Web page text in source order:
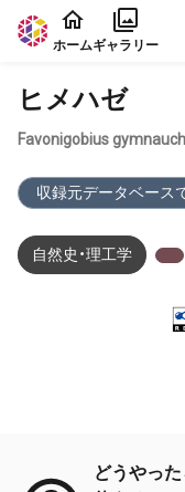
本文に飛ぶ
ホームギャラリー
ヒメハゼ
Favonigobius
収録元データベース
自然史・理工学
どうやっ